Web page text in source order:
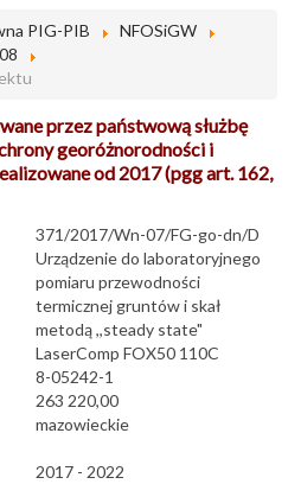
PIG-PIB
NFOSiGW
przez państwową służbę
georóżnorodności i
od 2017 (pgg art. 162,
371/2017/Wn-07/FG-go-dn/D
Urządzenie do laboratoryjnego
pomiaru przewodności
termicznej gruntów i skał
metodą ,,steady state"
LaserComp FOX50 110C
8-05242-1
263 220,00
mazowieckie
2017 - 2022